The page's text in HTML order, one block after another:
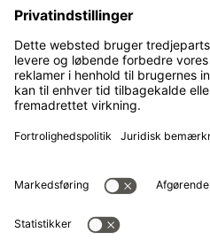
Kikkoman-gruppen
Bæredygtighed
KUNDESERVICE
Kontakt
Nyhedsbrev